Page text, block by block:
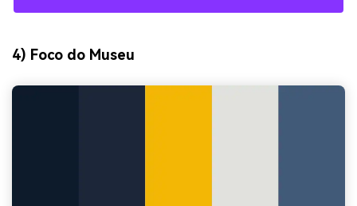
4) Foco do Museu